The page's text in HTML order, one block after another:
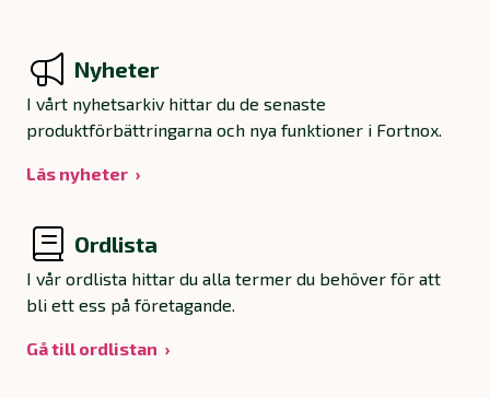
Nyheter
I vårt nyhetsarkiv hittar du de senaste
produktförbättringarna och nya funktioner i Fortnox.
Läs nyheter
Ordlista
I vår ordlista hittar du alla termer du behöver för att
bli ett ess på företagande.
Gå till ordlistan